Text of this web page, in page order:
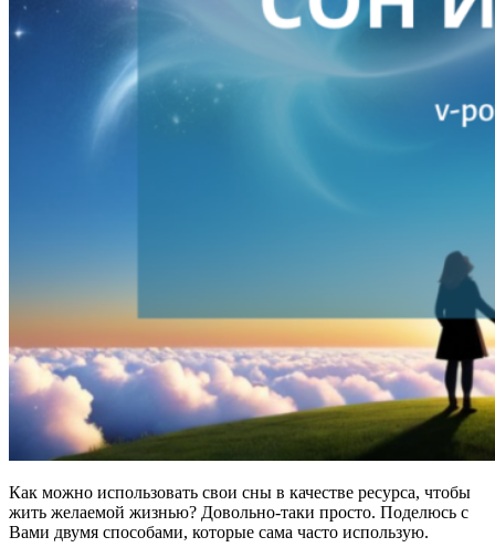
Как можно использовать свои сны в качестве ресурса, чтобы
жить желаемой жизнью? Довольно-таки просто. Поделюсь с
Вами двумя способами, которые сама часто использую.